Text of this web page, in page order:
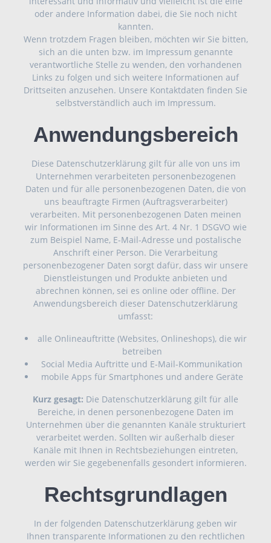
oder andere Information dabei, die Sie noch nicht
kannten.
Wenn trotzdem Fragen bleiben, möchten wir Sie bitten,
sich an die unten bzw. im Impressum genannte
verantwortliche Stelle zu wenden, den vorhandenen
Links zu folgen und sich weitere Informationen auf
Drittseiten anzusehen. Unsere Kontaktdaten finden Sie
selbstverständlich auch im Impressum.
Anwendungsbereich
Diese Datenschutzerklärung gilt für alle von uns im
Unternehmen verarbeiteten personenbezogenen
Daten und für alle personenbezogenen Daten, die von
uns beauftragte Firmen (Auftragsverarbeiter)
verarbeiten. Mit personenbezogenen Daten meinen
wir Informationen im Sinne des Art. 4 Nr. 1 DSGVO wie
zum Beispiel Name, E-Mail-Adresse und postalische
Anschrift einer Person. Die Verarbeitung
personenbezogener Daten sorgt dafür, dass wir unsere
Dienstleistungen und Produkte anbieten und
abrechnen können, sei es online oder offline. Der
Anwendungsbereich dieser Datenschutzerklärung
umfasst:
alle Onlineauftritte (Websites, Onlineshops), die wir
betreiben
Social Media Auftritte und E-Mail-Kommunikation
mobile Apps für Smartphones und andere Geräte
Kurz gesagt: Die Datenschutzerklärung gilt für alle
Bereiche, in denen personenbezogene Daten im
Unternehmen über die genannten Kanäle strukturiert
verarbeitet werden. Sollten wir außerhalb dieser
Kanäle mit Ihnen in Rechtsbeziehungen eintreten,
werden wir Sie gegebenenfalls gesondert informieren.
Rechtsgrundlagen
In der folgenden Datenschutzerklärung geben wir
Ihnen transparente Informationen zu den rechtlichen